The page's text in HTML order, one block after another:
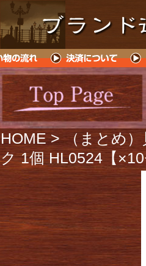
HOME > （まとめ
ク 1個 HL0524【